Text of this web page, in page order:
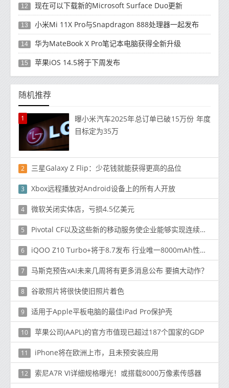
12 现在可以下载新的Microsoft Surface Duo更新
13 小米Mi 11X Pro与Snapdragon 888处理器一起发布
14 华为MateBook X Pro笔记本电脑获得全新升级
15 苹果iOS 14.5将于下周发布
随机推荐
1
曝小米汽车2025年总订单已破15万份 年度
目标定为35万
2 三星Galaxy Z Flip：少花钱就能获得更高的品位
3 Xbox远程播放对Android设备上的所有人开放
4 微软关闭实体店，亏损4.5亿美元
5 Pivotal CF以及这些新的移动服务使企业能够实现连续交付
6 iQOO Z10 Turbo+将于8.7发布 行业唯一8000mAh性能机
7 马斯克预告xAI未来几周将有更多消息公布 要搞大动作？
8 谷歌照片将很快使旧照片着色
9 适用于Apple平板电脑的最佳iPad Pro保护壳
10 苹果公司(AAPL)的官方市值现已超过187个国家的GDP
11 iPhone将在欧洲上市，且未预安装应用
12 索尼A7R VI详细规格曝光！或搭载8000万像素传感器